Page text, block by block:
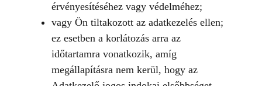
érvényesítéséhez vagy védelméhez;
vagy Ön tiltakozott az adatkezelés ellen;
ez esetben a korlátozás arra az
időtartamra vonatkozik, amíg
megállapításra nem kerül, hogy az